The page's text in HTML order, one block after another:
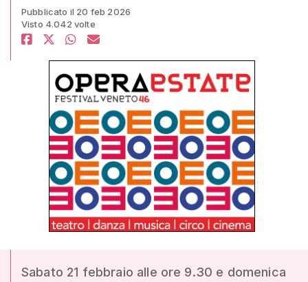
Pubblicato il 20 feb 2026
Visto 4.042 volte
Sabato 21 febbraio alle ore 9.30 e domenica